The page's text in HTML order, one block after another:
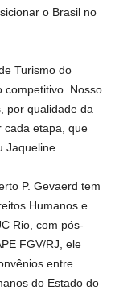
o Brasil no
Turismo do
competitivo. Nosso
por qualidade da
cada etapa, que
Jaqueline.
P. Gevaerd tem
Humanos e
Rio, com pós-
FGV/RJ, ele
entre
do Estado do